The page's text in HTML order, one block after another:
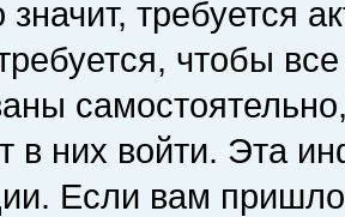
значит, требуется
чтобы
в них войти. Эта
Если вам